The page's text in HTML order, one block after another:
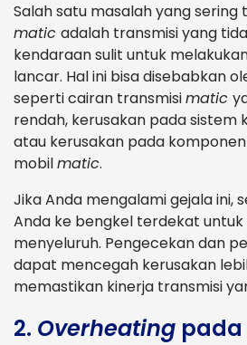
Salah satu masalah yang
matic adalah transmisi yang
kendaraan sulit untuk
lancar. Hal ini bisa disebabkan
seperti cairan transmisimatic
rendah, kerusakan pada sistem
atau kerusakan pada
mobilmatic.
Jika Anda mengalami gejala ini,
Anda ke bengkel terdekat
menyeluruh. Pengecekan dan
dapat mencegah kerusakan
memastikan kinerja transmisi
2. Overheating pada